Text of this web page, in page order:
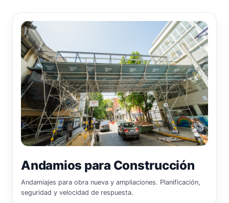
Andamios para Construcción
Andamiajes para obra nueva y ampliaciones. Planificación,
seguridad y velocidad de respuesta.